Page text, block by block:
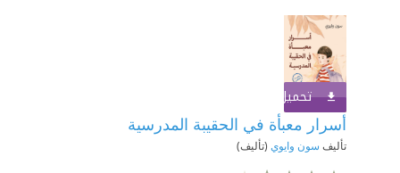
تحميل الكتاب
أسرار معبأة في الحقيبة المدرسية
تأليف سون وايوي (تأليف)